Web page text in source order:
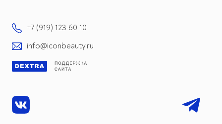
+7 (919) 123 60 10
info@iconbeauty.ru